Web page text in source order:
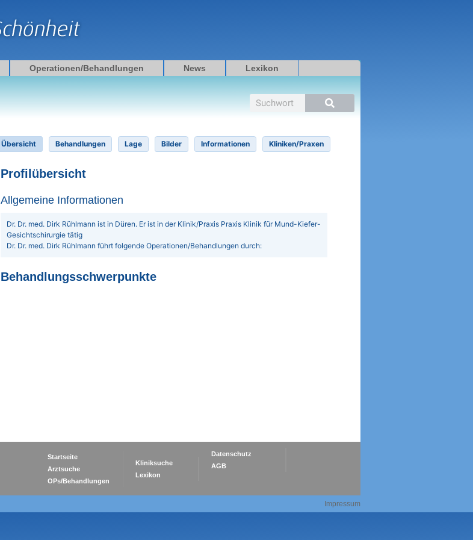
Operationen/Behandlungen News Lexikon
Suche
Übersicht Behandlungen Lage Bilder Informationen Kliniken/Praxen
Profilübersicht
Allgemeine Informationen
Dr. Dr. med. Dirk Rühlmann ist in Düren. Er ist in der Klinik/Praxis Praxis Klinik für Mund-Kiefer-
Gesichtschirurgie tätig
Dr. Dr. med. Dirk Rühlmann führt folgende Operationen/Behandlungen durch:
Behandlungsschwerpunkte
Startseite
Arztsuche
OPs/Behandlungen
Kliniksuche
Lexikon
Datenschutz
AGB
Impressum